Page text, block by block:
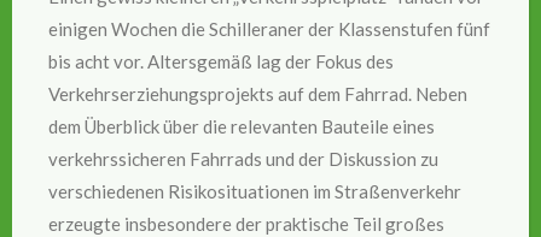
einigen Wochen die Schilleraner der Klassenstufen fünf
bis acht vor. Altersgemäß lag der Fokus des
Verkehrserziehungsprojekts auf dem Fahrrad. Neben
dem Überblick über die relevanten Bauteile eines
verkehrssicheren Fahrrads und der Diskussion zu
verschiedenen Risikosituationen im Straßenverkehr
erzeugte insbesondere der praktische Teil großes